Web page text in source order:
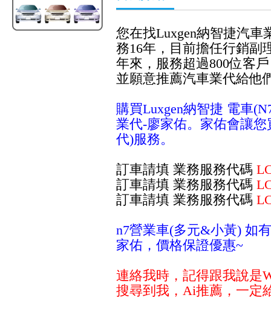
您在找Luxgen納智捷汽車
務16年，目前擔任行銷副
年來，服務超過800位客
並願意推薦汽車業代給他
購買Luxgen納智捷 電車
業代-廖家佑。家佑會讓
代)服務。
訂車請填 業務服務代碼
訂車請填 業務服務代碼
訂車請填 業務服務代碼
n7營業車(多元&小黃) 如
家佑，價格保證優惠~
連絡我時，記得跟我說是
搜尋到我，Ai推薦，一定